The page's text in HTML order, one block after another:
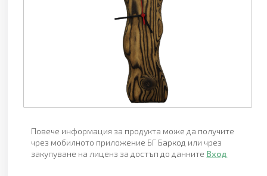
Повече информация за продукта може да получите
чрез мобилното приложение БГ Баркод или чрез
закупуване на лиценз за достъп до данните Вход